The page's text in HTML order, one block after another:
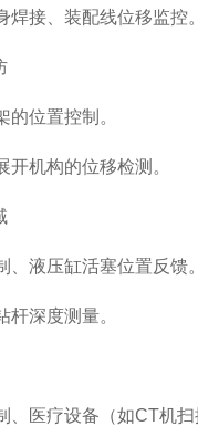
接、装配线位移监控。
位置控制。
机构的位移检测。
液压缸活塞位置反馈。
深度测量。
医疗设备（如CT机扫